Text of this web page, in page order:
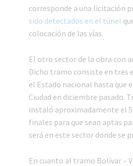
corresponde a una licitación
sido detectados en el túnel
colocación de las vías.
El otro sector de la obra con
Dicho tramo consiste en tres
el Estado nacional hasta que
Ciudad en diciembre pasado.
instaló aproximadamente el
finales para que sean aptas
será en este sector donde se
En cuanto al tramo Bolívar –